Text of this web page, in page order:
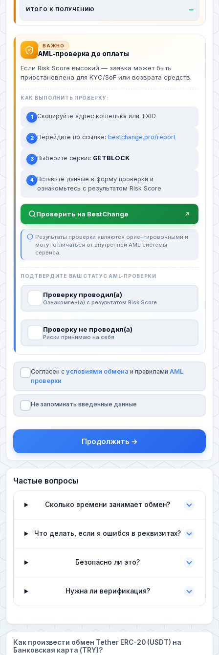
ИТОГО К ПОЛУЧЕНИЮ —
ВАЖНО
AML-проверка до оплаты
Если Risk Score высокий — заявка может быть
приостановлена для KYC/SoF или возврата средств.
КАК ВЫПОЛНИТЬ ПРОВЕРКУ:
1 Скопируйте адрес кошелька или TXID
2 Перейдите по ссылке: bestchange.pro/report
3 Выберите сервис GETBLOCK
4 Вставьте данные в форму проверки и
ознакомьтесь с результатом Risk Score
Проверить на BestChange
Результаты проверки являются ориентировочными и
могут отличаться от внутренней AML-системы
сервиса.
ПОДТВЕРДИТЕ ВАШ СТАТУС AML-ПРОВЕРКИ
Проверку проводил(а)
Ознакомлен(а) с результатом Risk Score
Проверку не проводил(а)
Риски принимаю на себя
Согласен с условиями обмена и правилами AML
проверки
Не запоминать введенные данные
Продолжить →
Частые вопросы
Сколько времени занимает обмен?
Что делать, если я ошибся в реквизитах?
Безопасно ли это?
Нужна ли верификация?
Как произвести обмен Tether ERC-20 (USDT) на
Банковская карта (TRY)?